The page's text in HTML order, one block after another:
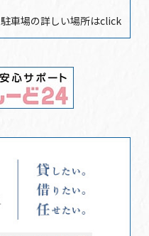
駐車場の詳しい場所はclick